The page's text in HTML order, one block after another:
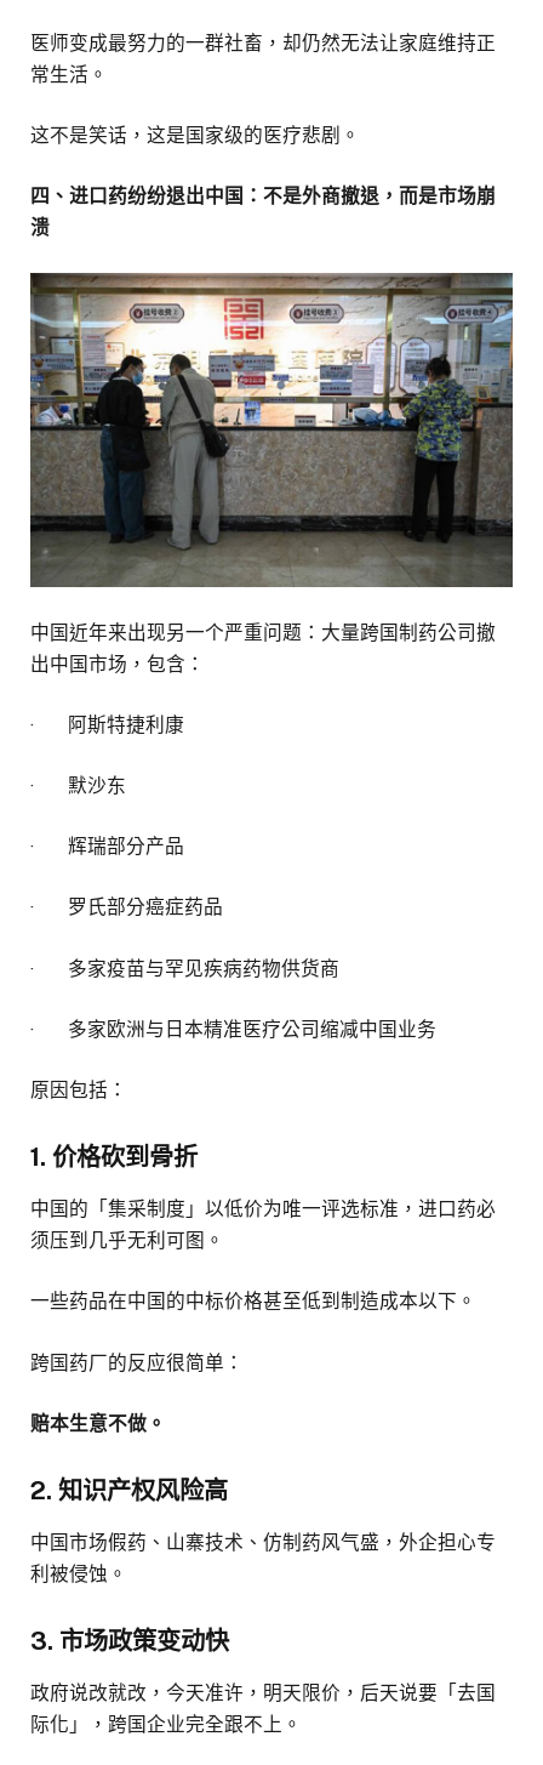
医师变成最努力的一群社畜，却仍然无法让家庭维持正
常生活。
这不是笑话，这是国家级的医疗悲剧。
四、进口药纷纷退出中国：不是外商撤退，而是市场崩
溃
中国近年来出现另一个严重问题：大量跨国制药公司撤
出中国市场，包含：
· 阿斯特捷利康
· 默沙东
· 辉瑞部分产品
· 罗氏部分癌症药品
· 多家疫苗与罕见疾病药物供货商
· 多家欧洲与日本精准医疗公司缩减中国业务
原因包括：
1. 价格砍到骨折
中国的「集采制度」以低价为唯一评选标准，进口药必
须压到几乎无利可图。
一些药品在中国的中标价格甚至低到制造成本以下。
跨国药厂的反应很简单：
赔本生意不做。
2. 知识产权风险高
中国市场假药、山寨技术、仿制药风气盛，外企担心专
利被侵蚀。
3. 市场政策变动快
政府说改就改，今天准许，明天限价，后天说要「去国
际化」，跨国企业完全跟不上。